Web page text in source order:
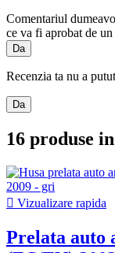
Comentariul
ce va fi aprobat de un
Da
Recenzia ta nu a
Da
16 produse
 Vizualizare rapida
Prelata auto